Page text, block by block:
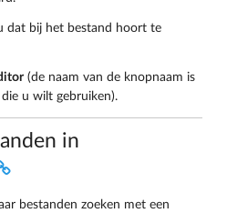
dat bij het bestand hoort te
(de naam van de knopnaam is
u wilt gebruiken).
in
bestanden zoeken met een